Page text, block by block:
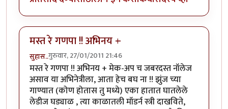
मस्त रे गणपा !! अभिनय +
सुहास..गुरुवार, 27/01/2011 21:46
मस्त रे गणपा !! अभिनय + मेक-अप च जबरदस्त नॉलेज
असाव या अभिनेत्रीला, आता हेच बघ ना !! झुंज च्या
गाण्यात (कोण होतास तु मध्ये) एका हातात घातलेले
लेडीज घड्याळ , त्या काळातली मॉडर्न स्त्री दाखविते,